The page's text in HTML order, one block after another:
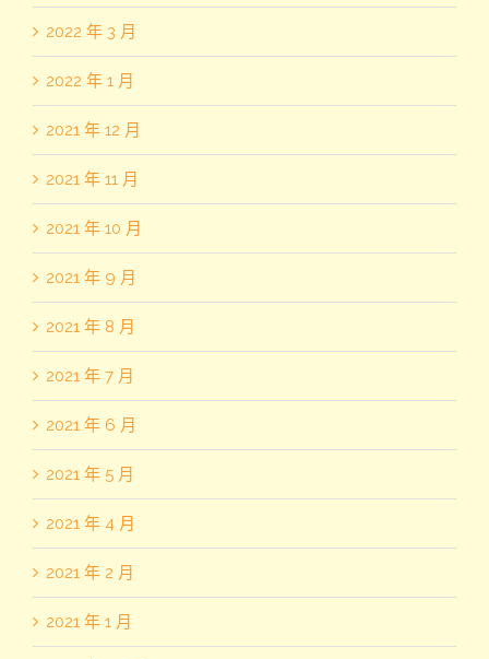
2022 年 3 月
2022 年 1 月
2021 年 12 月
2021 年 11 月
2021 年 10 月
2021 年 9 月
2021 年 8 月
2021 年 7 月
2021 年 6 月
2021 年 5 月
2021 年 4 月
2021 年 2 月
2021 年 1 月